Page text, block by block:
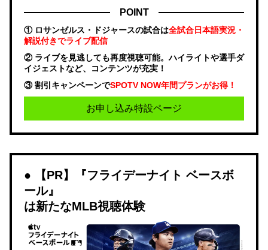
POINT
① ロサンゼルス・ドジャースの試合は全試合日本語実況・
解説付きでライブ配信
② ライブを見逃しても再度視聴可能。ハイライトや選手ダ
イジェストなど、コンテンツが充実！
③ 割引キャンペーンでSPOTV NOW年間プランがお得！
お申し込み特設ページ
【PR】『フライデーナイト ベースボ
ール』
は新たなMLB視聴体験